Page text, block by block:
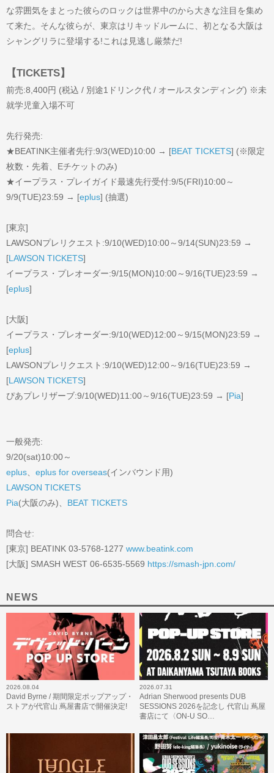
な雰囲気をまとった彼らのロックは世界中のから大きな注目を集め
て来た。そんな彼らが、東京はリキッドルームに、初となる大阪は
シャングリラに登場する!これは見逃し厳禁だ!
【TICKETS】
前売:8,400円 (税込 / 別途1ドリンク代 / オールスタンディング) ※未
就学児童入場不可
先行発売:
★BEATINK主催者先行:9/3(WED)10:00 → [BEAT TICKETS] (※限定
枚数・先着、Eチケットのみ)
★イープラス・プレイガイド最速先行受付:9/5(FRI)10:00～
9/9(TUE)23:59 → [eplus] (抽選)
[東京]
LAWSONプレリクエスト:9/10(WED)10:00～9/14(SUN)23:59 →
[LAWSON TICKETS]
イープラス・プレオーダー:9/15(MON)10:00～9/16(TUE)23:59 →
[eplus]
[大阪]
イープラス・プレオーダー:9/10(WED)12:00～9/15(MON)23:59 →
[eplus]
LAWSONプレリクエスト:9/10(WED)12:00～9/16(TUE)23:59 →
[LAWSON TICKETS]
ぴあプレリザーブ:9/10(WED)11:00～9/16(TUE)23:59 → [Pia]
一般発売:
9/20(sat)10:00～
eplus
eplus for overseas(インバウンド用)
LAWSON TICKETS
Pia(大阪のみ)、 BEAT TICKETS
問合せ:
[東京] BEATINK 03-5768-1277 www.beatink.com
[大阪] SMASH WEST 06-6535-5569 https://smash-jpn.com/
NEWS
2026.08.04
David Byrne / 期間限定ポップアップ・
ストアが代官山 蔦屋書店で開催決定!
2026.07.31
Adrian Sherwood presents DUB
SESSIONS 2026を記念し 代官山 蔦屋
書店にて〈ON-U SO…